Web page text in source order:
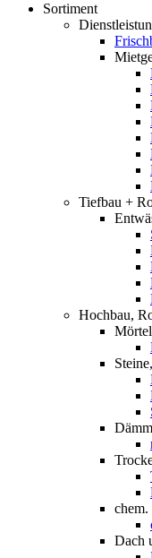
Sortiment
Tiefbau +
Hochbau,
Dach